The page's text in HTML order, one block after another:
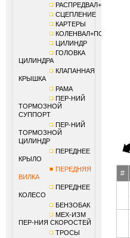
РАСПРЕДВАЛ+КЛАПАНЫ
СЦЕПЛЕНИЕ
КАРТЕРЫ
КОЛЕНВАЛ+ПОРШЕНЬ
ЦИЛИНДР
ГОЛОВКА
ЦИЛИНДРА
КЛАПАННАЯ
КРЫШКА
РАМА
ПЕР-НИЙ
ТОРМОЗНОЙ
СУППОРТ
ПЕР-НИЙ
ТОРМОЗНОЙ
ЦИЛИНДР
ПЕРЕДНЕЕ
КРЫЛО
ПЕРЕДНЯЯ
ВИЛКА
ПЕРЕДНЕЕ
КОЛЕСО
БЕНЗОБАК
МЕХ-ИЗМ
ПЕР-НИЯ СКОРОСТЕЙ
ТРОСЫ
#